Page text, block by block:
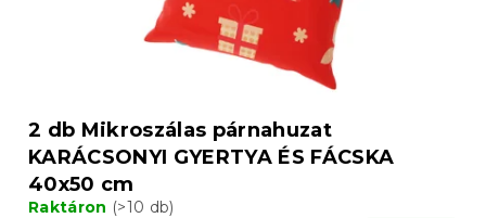
2 db Mikroszálas párnahuzat
KARÁCSONYI GYERTYA ÉS FÁCSKA
40x50 cm
Raktáron (>10 db)